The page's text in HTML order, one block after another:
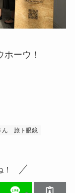
ーウ！
ん
旅ト眼鏡